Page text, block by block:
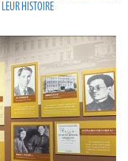
HISTOIRE